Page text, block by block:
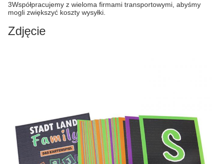
3Współpracujemy z wieloma firmami transportowymi, abyśmy
mogli zwiększyć koszty wysyłki.
Zdjęcie